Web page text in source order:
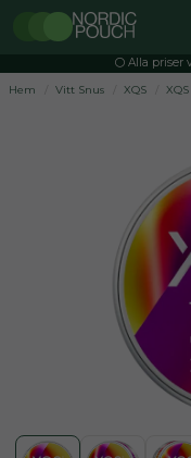
⚪️ Alla priser
Hem
Vitt Snus XQS